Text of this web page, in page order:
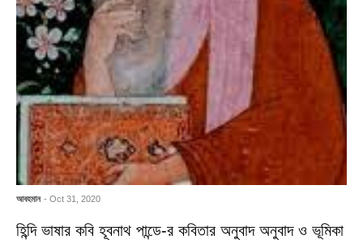
আবহমান - Oct 31, 2020
হিন্দি ভাষার কবি হূবনাথ পান্ডে-র কবিতার অনুবাদ অনুবাদ ও ভূমিকা